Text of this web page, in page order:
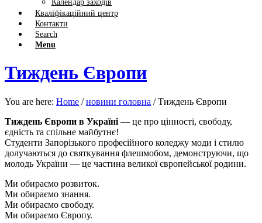
Календар заходів
Кваліфікаційний центр
Контакти
Search
Menu
Тиждень Європи
You are here: Home / новини головна / Тиждень Європи
Тиждень Європи в Україні — це про цінності, свободу,
єдність та спільне майбутнє!
Студенти Запорізького професійного коледжу моди і стилю
долучаються до святкування флешмобом, демонструючи, що
молодь України — це частина великої європейської родини.
Ми обираємо розвиток.
Ми обираємо знання.
Ми обираємо свободу.
Ми обираємо Європу.